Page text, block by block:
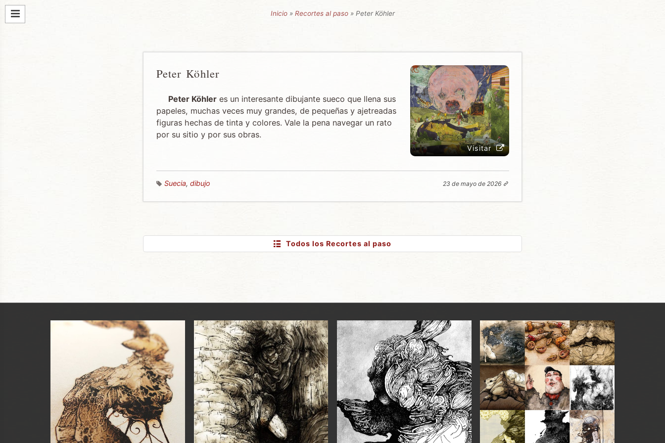
Inicio» Recortes al paso» Peter Köhler
Peter Köhler
Peter Köhleres un interesante dibujante sueco que llena sus
papeles, muchas veces muy grandes, de pequeñas y ajetreadas
figuras hechas de tinta y colores. Vale la pena navegar un rato
por su sitio y por sus obras.
Visitar
Suecia,dibujo 23 de mayo de 2026
Todos los Recortes al paso